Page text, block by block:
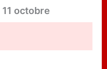
11 octobre